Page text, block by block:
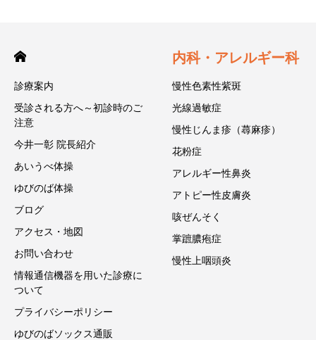
診療案内
受診される方へ～初診時のご
注意
今井一彰 院長紹介
あいうべ体操
ゆびのば体操
ブログ
アクセス・地図
お問い合わせ
情報通信機器を用いた診療に
ついて
プライバシーポリシー
ゆびのばソックス通販
内科・アレルギー科
慢性色素性紫斑
光線過敏症
慢性じんま疹（蕁麻疹）
花粉症
アレルギー性鼻炎
アトピー性皮膚炎
咳ぜんそく
掌蹠膿疱症
慢性上咽頭炎